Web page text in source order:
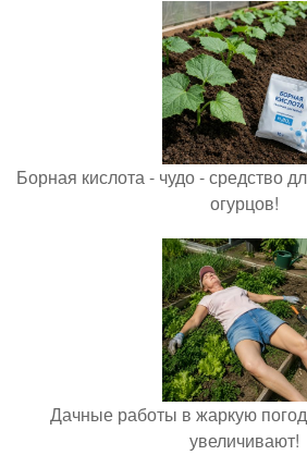
Борная кислота - чудо - средство
огурцов!
Дачные работы в жаркую
увеличивают!